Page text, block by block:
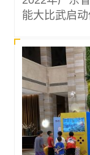
能大比武启